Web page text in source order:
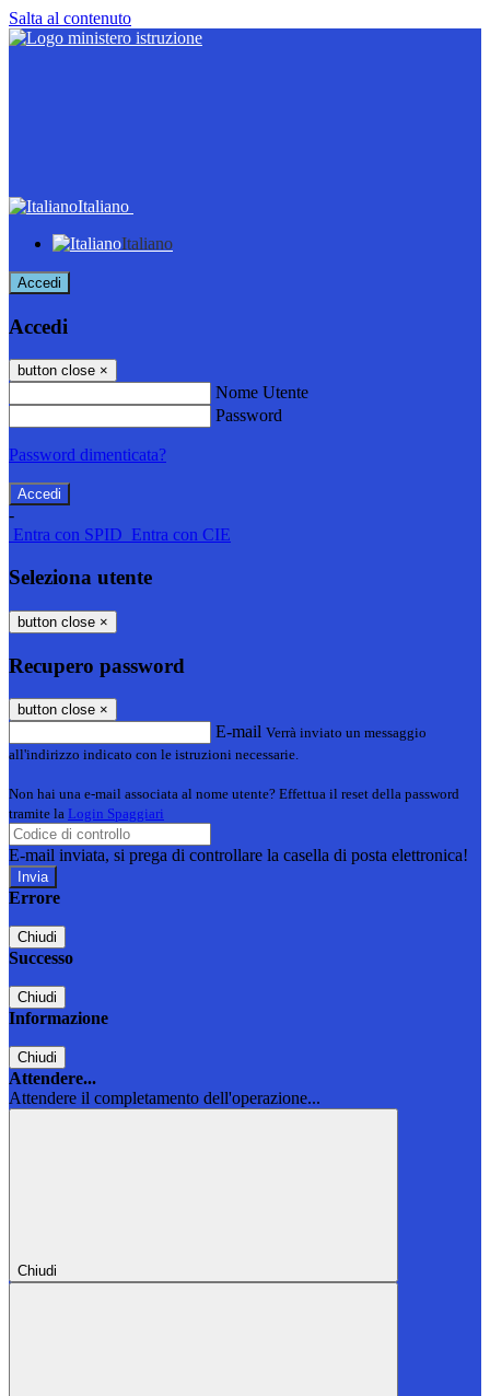
Salta al contenuto
Italiano
Italiano
Accedi
Accedi
button close ×
Nome Utente
Password
Password dimenticata?
-
Entra con SPID Entra con CIE
Seleziona utente
button close ×
Recupero password
button close ×
E-mail Verrà inviato un messaggio
all'indirizzo indicato con le istruzioni necessarie.
Non hai una e-mail associata al nome utente? Effettua il reset della password
tramite la Login Spaggiari
E-mail inviata, si prega di controllare la casella di posta elettronica!
Errore
Chiudi
Successo
Chiudi
Informazione
Chiudi
Attendere...
Attendere il completamento dell'operazione...
Chiudi